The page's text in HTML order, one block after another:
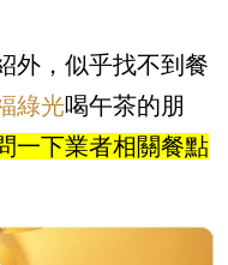
外，似乎找不到餐
綠光喝午茶的朋
一下業者相關餐點